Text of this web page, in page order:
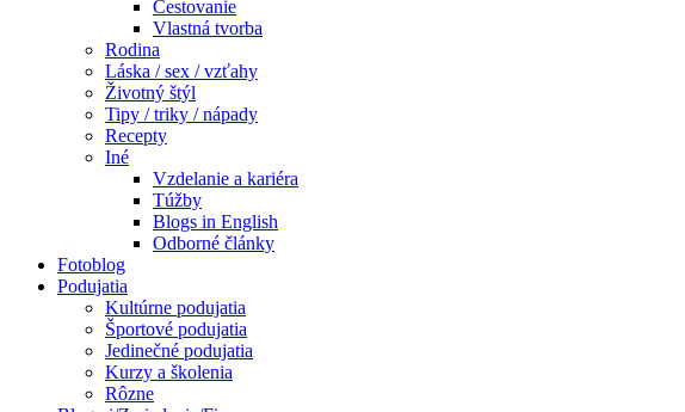
Cestovanie
Vlastná tvorba
Rodina
Láska / sex / vzťahy
Životný štýl
Tipy / triky / nápady
Recepty
Iné
Vzdelanie a kariéra
Túžby
Blogs in English
Odborné články
Fotoblog
Podujatia
Kultúrne podujatia
Športové podujatia
Jedinečné podujatia
Kurzy a školenia
Rôzne